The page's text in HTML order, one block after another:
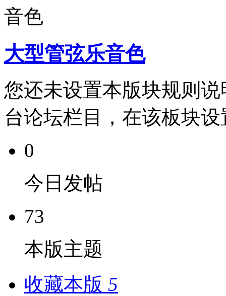
大型管弦乐音色
您还未设置本版块规则
台论坛栏目，在该板块
0
今日发帖
73
本版主题
收藏本版 5